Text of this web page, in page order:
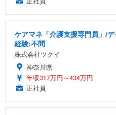
ケアマネ「介護支援専門員」/
経験:不問
株式会社ツクイ
神奈川県
年収317万円～434万円
正社員